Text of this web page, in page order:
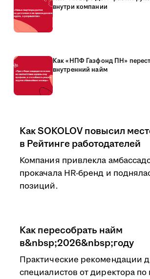
внутри компании
Как «НПФ Газфонд ПН»
внутренний найм
Как SOKOLOV повысил
в Рейтинге работодателей
Компания привлекла
прокачала HR-бренд и
позиций.
Как пересобрать найм
в&nbsp;2026&nbsp;году
Практические рекомендации
специалистов от директора по